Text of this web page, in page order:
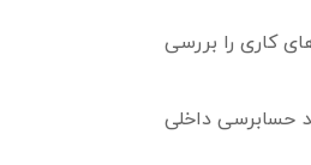
کاری را بررسی
حسابرسی داخلی